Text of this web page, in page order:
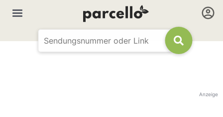
Anzeige